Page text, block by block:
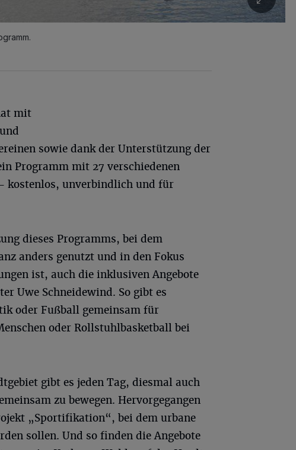
mit
sowie dank der Unterstützung der
Programm mit 27 verschiedenen
kostenlos, unverbindlich und für
dieses Programms, bei dem
anders genutzt und in den Fokus
ist, auch die inklusiven Angebote
Uwe Schneidewind. So gibt es
oder Fußball gemeinsam für
oder Rollstuhlbasketball bei
gibt es jeden Tag, diesmal auch
zu bewegen. Hervorgegangen
„Sportifikation“, bei dem urbane
sollen. Und so finden die Angebote